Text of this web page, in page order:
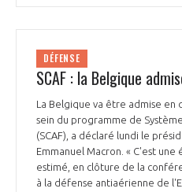
DÉFENSE
SCAF : la Belgique
La Belgique va être admise en
sein du programme de
(SCAF), a déclaré lundi le
Emmanuel Macron. « C'est une
estimé, en clôture de la
à la défense antiaérienne de